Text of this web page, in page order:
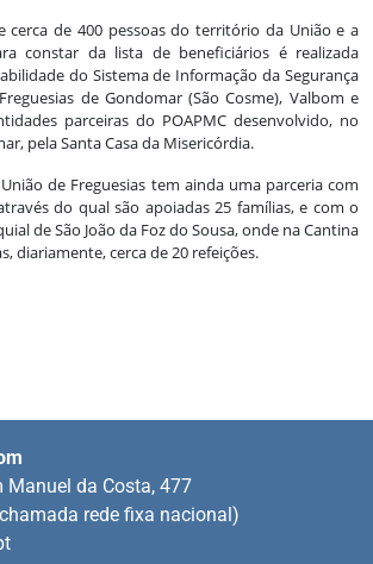
cerca de 400 pessoas do território da União e a
constar da lista de beneficiários é realizada
do Sistema de Informação da Segurança
de Gondomar (São Cosme), Valbom e
parceiras do POAPMC desenvolvido, no
pela Santa Casa da Misericórdia.
de Freguesias tem ainda uma parceria com
do qual são apoiadas 25 famílias, e com o
de São João da Foz do Sousa, onde na Cantina
diariamente, cerca de 20 refeições.
Manuel da Costa, 477
rede fixa nacional)